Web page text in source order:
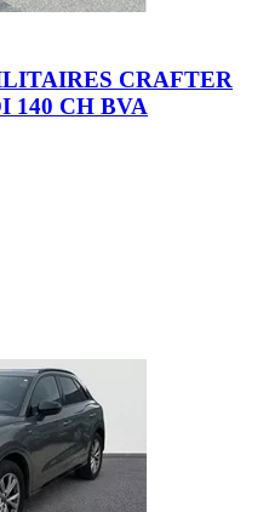
CRAFTER
140 CH BVA